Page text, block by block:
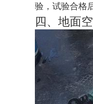
验，试验合格
四、地面